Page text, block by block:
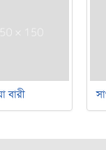
বারী